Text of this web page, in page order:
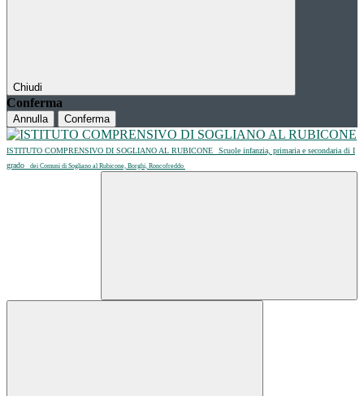
Chiudi
Conferma
Annulla Conferma
ISTITUTO COMPRENSIVO DI SOGLIANO AL RUBICONE
Scuole infanzia, primaria e secondaria di I
grado
dei Comuni di Sogliano al Rubicone, Borghi, Roncofreddo